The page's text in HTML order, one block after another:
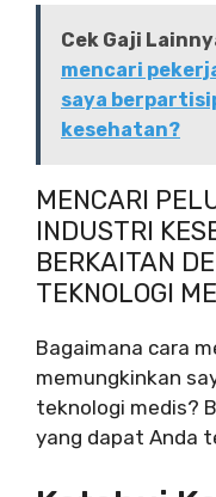
Cek Gaji
mencari
saya
kesehatan?
MENCARI
INDUSTRI
BERKAITAN
TEKNOLOGI
Bagaimana cara
memungkinkan
teknologi medis?
yang dapat Anda